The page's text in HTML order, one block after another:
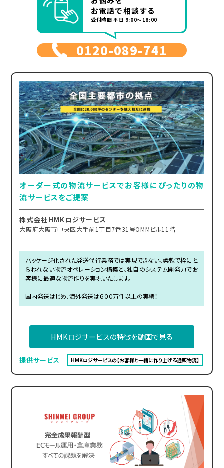
お電話で相談する
受付時間 平日 9:00～18:00
0120-089-741
オーダー式の物流サービスでお客様にぴったりの物
流サービスをご提案
株式会社HMKロジサービス
大阪府大阪市中央区大手前1丁目7番31号OMMビル11階
パッケージ化された発送代行業務では実現できない、柔軟で枠にと
らわれない物流オペレーション構築と、独自のシステム開発力でお
客様に最適な物流作りを実現いたします。
国内発送はじめ、海外発送は６００万件以上の実績！
HMKロジサービスの特徴を動画で見る
提供サービス HMKロジサービスの【お客様と一緒に作り上げる通販物流】